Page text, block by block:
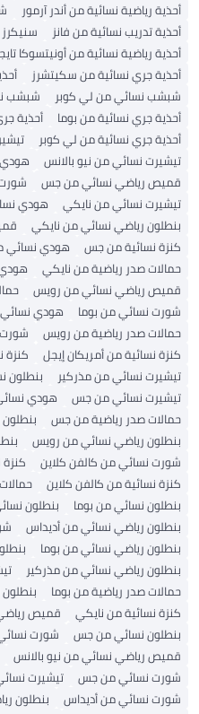
رياضية نسائية من أندر آرمور
تدريب نسائية من فانز
سنيكرز
رياضية نسائية من أونيتسوكا تايجر
جري نسائية من سكيتشرز
أحذية
نسائي من لي كوبر
شبشب
جري نسائية من بوما
أحذية جري
جري نسائية من لي كوبر
تيشيرت
نسائي من نيو بالانس
هودي
رياضي نسائي من جس
شورت
نسائي من نايكي
هودي
رياضي نسائي من نايكي
قميص
نسائية من جس
هودي نسائي من
صدر رياضية من نايكي
هودي
رياضي نسائي من رويس
نسائي من بوما
هودي نسائي من
صدر رياضية من رويس
شورت
نسائية من أمريكان إيجل
كنزة
نسائي من مذركير
بنطلون
نسائي من جس
هودي نسائي
صدر رياضية من جس
بنطلون
رياضي نسائي من رويس
نسائي من كالفن كلاين
كنزة
نسائية من كالفن كلاين
حمالات
نسائي من بوما
بنطلون نسائي
رياضي نسائي من أديداس
شورت
رياضي نسائي من بوما
بنطلون
رياضي نسائي من مذركير
صدر رياضية من بوما
بنطلون
نسائية من نايكي
قميص رياضي
نسائي من جس
شورت نسائي
رياضي نسائي من نيو بالانس
نسائي من جس
تيشيرت نسائي
نسائي من أديداس
بنطلون